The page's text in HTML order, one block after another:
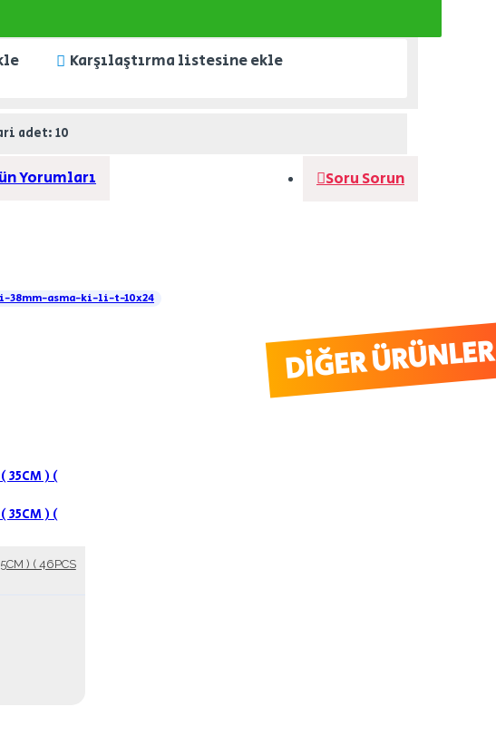
Karşılaştırma listesine ekle
adet: 10
Yorumları Soru Sorun
asma-ki-li-t-10x24
DIĞER ÜRÜNLER
) ( 46PCS